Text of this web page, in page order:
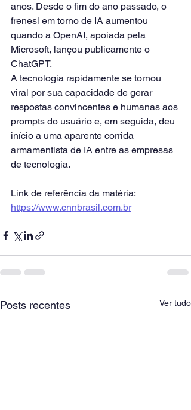
anos. Desde o fim do ano passado, o
frenesi em torno de IA aumentou
quando a OpenAI, apoiada pela
Microsoft, lançou publicamente o
ChatGPT.
A tecnologia rapidamente se tornou
viral por sua capacidade de gerar
respostas convincentes e humanas aos
prompts do usuário e, em seguida, deu
início a uma aparente corrida
armamentista de IA entre as empresas
de tecnologia.
Link de referência da matéria:
https://www.cnnbrasil.com.br
Posts recentes Ver tudo